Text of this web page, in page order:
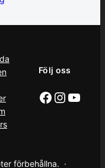
Följ oss
Facebook
förbehållna. ·